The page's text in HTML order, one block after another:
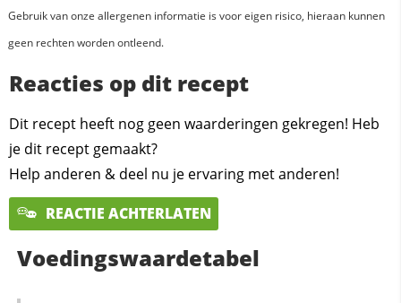
Gebruik van onze allergenen informatie is voor eigen risico, hieraan kunnen
geen rechten worden ontleend.
Reacties op dit recept
Dit recept heeft nog geen waarderingen gekregen! Heb
je dit recept gemaakt?
Help anderen & deel nu je ervaring met anderen!
REACTIE ACHTERLATEN
Voedingswaardetabel